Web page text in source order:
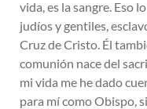
vida, es la sangre. Eso
judíos y gentiles,
Cruz de Cristo. Él
comunión nace del
mi vida me he dado
para mí como Obispo,